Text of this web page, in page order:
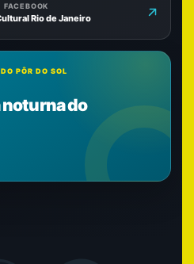
FACEBOOK
Rio de Janeiro
PÔR DO SOL
noturna do